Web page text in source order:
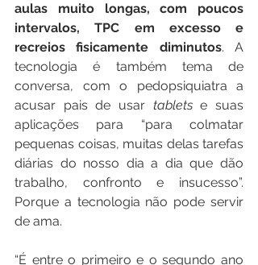
aulas muito longas, com poucos
intervalos, TPC em excesso e
recreios fisicamente diminutos. A
tecnologia é também tema de
conversa, com o pedopsiquiatra a
acusar pais de usar tablets e suas
aplicações para “para colmatar
pequenas coisas, muitas delas tarefas
diárias do nosso dia a dia que dão
trabalho, confronto e insucesso”.
Porque a tecnologia não pode servir
de ama.
“É entre o primeiro e o segundo ano